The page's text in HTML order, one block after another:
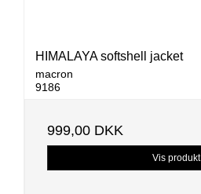
HIMALAYA softshell jacket
macron
9186
999,00 DKK
Vis produkt